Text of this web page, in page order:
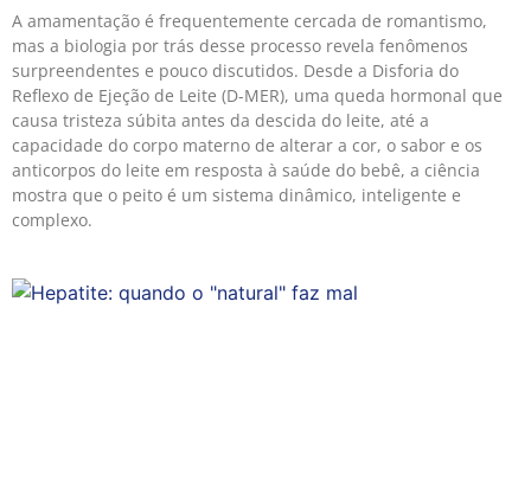
A amamentação é frequentemente cercada de romantismo,
mas a biologia por trás desse processo revela fenômenos
surpreendentes e pouco discutidos. Desde a Disforia do
Reflexo de Ejeção de Leite (D-MER), uma queda hormonal que
causa tristeza súbita antes da descida do leite, até a
capacidade do corpo materno de alterar a cor, o sabor e os
anticorpos do leite em resposta à saúde do bebê, a ciência
mostra que o peito é um sistema dinâmico, inteligente e
complexo.